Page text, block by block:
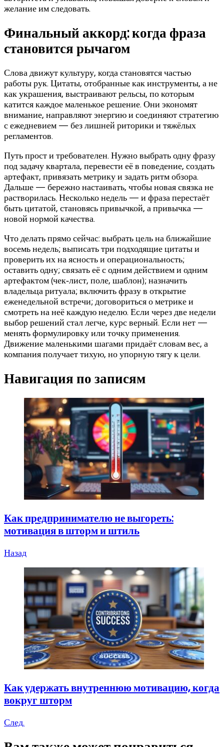
желание им следовать.
Финальный аккорд: когда фраза
становится рычагом
Слова движут культуру, когда становятся частью
работы рук. Цитаты, отобранные как инструменты, а не
как украшения, выстраивают рельсы, по которым
катится каждое маленькое решение. Они экономят
внимание, направляют энергию и соединяют стратегию
с ежедневием — без лишней риторики и тяжёлых
регламентов.
Путь прост и требователен. Нужно выбрать одну фразу
под задачу квартала, перевести её в поведение, создать
артефакт, привязать метрику и задать ритм обзора.
Дальше — бережно настаивать, чтобы новая связка не
растворилась. Несколько недель — и фраза перестаёт
быть цитатой, становясь привычкой, а привычка —
новой нормой качества.
Что делать прямо сейчас: выбрать цель на ближайшие
восемь недель; выписать три подходящие цитаты и
проверить их на ясность и операциональность;
оставить одну; связать её с одним действием и одним
артефактом (чек‑лист, поле, шаблон); назначить
владельца ритуала; включить фразу в открытие
еженедельной встречи; договориться о метрике и
смотреть на неё каждую неделю. Если через две недели
выбор решений стал легче, курс верный. Если нет —
менять формулировку или точку применения.
Движение маленькими шагами придаёт словам вес, а
компания получает тихую, но упорную тягу к цели.
Навигация по записям
Как предпринимателю не выгореть:
мотивация в шторм и штиль
Назад
Как удержать внутреннюю мотивацию, когда
вокруг шторм
След.